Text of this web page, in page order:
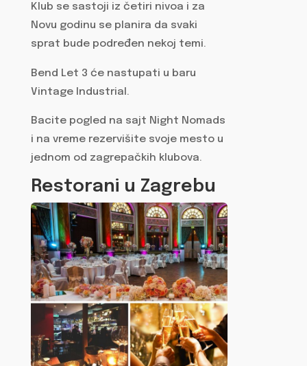
Klub se sastoji iz četiri nivoa i za
Novu godinu se planira da svaki
sprat bude podređen nekoj temi.
Bend Let 3 će nastupati u baru
Vintage Industrial.
Bacite pogled na sajt Night Nomads
i na vreme rezervišite svoje mesto u
jednom od zagrepačkih klubova.
Restorani u Zagrebu